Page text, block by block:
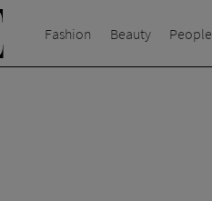
Fashion Beauty People